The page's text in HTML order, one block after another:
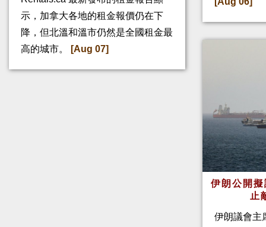
示，加拿大各地的租金報價仍在下
降，但北溫和溫市仍然是全國租金最
高的城市。
[Aug 07]
伊朗公開
止
伊朗議會主